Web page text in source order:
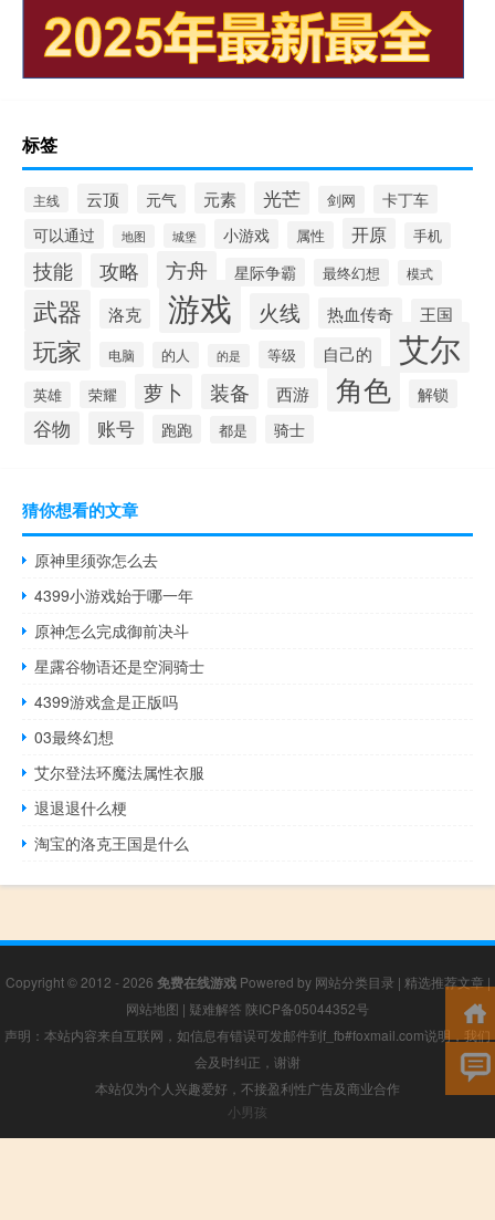
标签
主线 云顶 元气 元素 光芒 剑网 卡丁车
可以通过 地图 城堡 小游戏 属性 开原 手机
技能 攻略 方舟 星际争霸 最终幻想 模式
武器 洛克 游戏 火线 热血传奇 王国
玩家 电脑 的人 的是 等级 自己的 艾尔
英雄 荣耀 萝卜 装备 西游 角色 解锁
谷物 账号 跑跑 都是 骑士
猜你想看的文章
原神里须弥怎么去
4399小游戏始于哪一年
原神怎么完成御前决斗
星露谷物语还是空洞骑士
4399游戏盒是正版吗
03最终幻想
艾尔登法环魔法属性衣服
退退退什么梗
淘宝的洛克王国是什么
Copyright © 2012 - 2026 免费在线游戏Powered by 网站分类目录 | 精选推荐文章 |
网站地图 | 疑难解答 陕ICP备05044352号
声明：本站内容来自互联网，如信息有错误可发邮件到f_fb#foxmail.com说明，我们
会及时纠正，谢谢
本站仅为个人兴趣爱好，不接盈利性广告及商业合作
小男孩